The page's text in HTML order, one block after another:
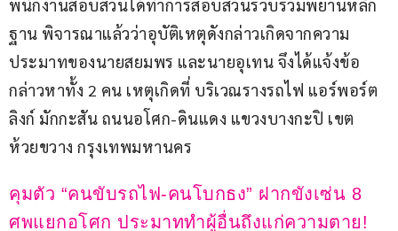
พนักงานสอบสวนได้ทำการสอบสวนรวบรวมพยานหลัก
ฐาน พิจารณาแล้วว่าอุบัติเหตุดังกล่าวเกิดจากความ
ประมาทของนายสยมพร และนายอุเทน จึงได้แจ้งข้อ
กล่าวหาทั้ง 2 คน เหตุเกิดที่ บริเวณรางรถไฟ แอร์พอร์ต
ลิงก์ มักกะสัน ถนนอโศก-ดินแดง แขวงบางกะปิ เขต
ห้วยขวาง กรุงเทพมหานคร
คุมตัว “คนขับรถไฟ-คนโบกธง” ฝากขังเซ่น 8
ศพแยกอโศก ประมาททำผู้อื่นถึงแก่ความตาย!